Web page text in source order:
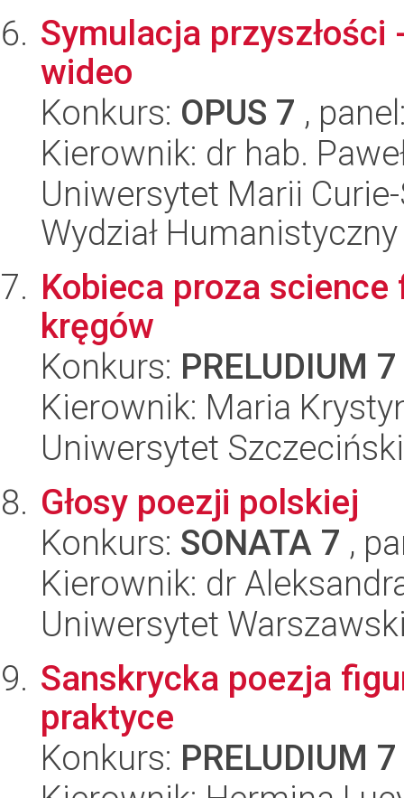
Symulacja
wideo
Konkurs: OPUS 7 ,
Kierownik: dr hab.
Uniwersytet Marii
Wydział Humanistyczny
Kobieca proza
kręgów
Konkurs: PRELUDIUM 7
Kierownik: Maria
Uniwersytet
Głosy poezji polskiej
Konkurs: SONATA 7 ,
Kierownik: dr
Uniwersytet
Sanskrycka poezja
praktyce
Konkurs: PRELUDIUM 7